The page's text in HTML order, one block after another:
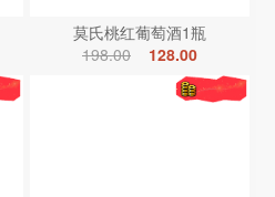
莫氏桃红葡萄酒1瓶
198.00
128.00